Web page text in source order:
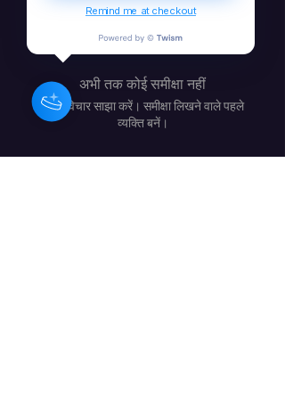
उपलब्ध हो जाएगा।
अभी तक कोई समीक्षा नहीं
अपने विचार साझा करें। समीक्षा लिखने वाले पहले
व्यक्ति बनें।
Remind me at checkout